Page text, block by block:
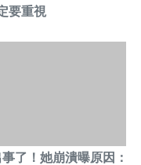
要重視
了！她崩潰曝原因：